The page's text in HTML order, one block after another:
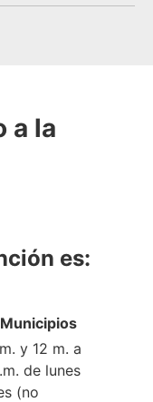
a la
es:
y 12 m. a
de lunes
(no